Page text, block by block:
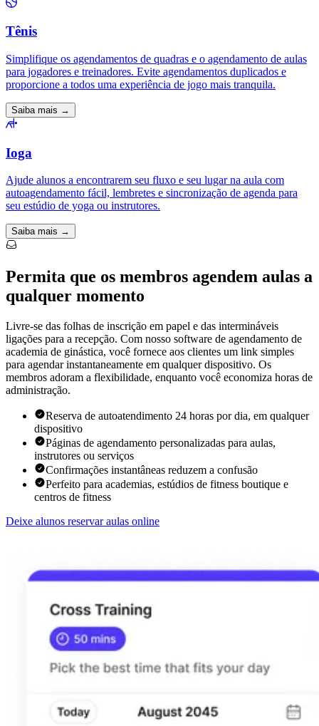
Tênis
Simplifique os agendamentos de quadras e o agendamento de aulas
para jogadores e treinadores. Evite agendamentos duplicados e
proporcione a todos uma experiência de jogo mais tranquila.
Saiba mais →
Ioga
Ajude alunos a encontrarem seu fluxo e seu lugar na aula com
autoagendamento fácil, lembretes e sincronização de agenda para
seu estúdio de yoga ou instrutores.
Saiba mais →
Permita que os membros agendem aulas a
qualquer momento
Livre-se das folhas de inscrição em papel e das intermináveis
ligações para a recepção. Com nosso software de agendamento de
academia de ginástica, você fornece aos clientes um link simples
para agendar instantaneamente em qualquer dispositivo. Os
membros adoram a flexibilidade, enquanto você economiza horas de
administração.
Reserva de autoatendimento 24 horas por dia, em qualquer
dispositivo
Páginas de agendamento personalizadas para aulas,
instrutores ou serviços
Confirmações instantâneas reduzem a confusão
Perfeito para academias, estúdios de fitness boutique e
centros de fitness
Deixe alunos reservar aulas online